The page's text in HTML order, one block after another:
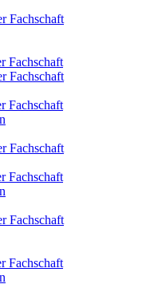
Fachschaft
Fachschaft
Fachschaft
Fachschaft
Fachschaft
Fachschaft
Fachschaft
Fachschaft